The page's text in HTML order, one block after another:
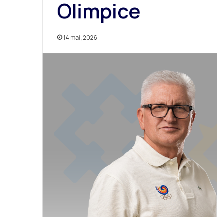
Olimpice
14 mai, 2026